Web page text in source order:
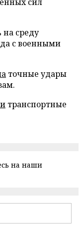
на среду
с военными
точные удары
транспортные
на наши